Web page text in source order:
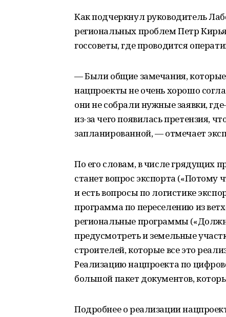
Как подчеркнул руководитель
региональных проблем Петр
госсоветы, где проводится
— Были общие замечания,
нацпроекты не очень хорошо
они не собрали нужные заявки,
из-за чего появилась претензия,
запланированной, — отмечает
По его словам, в числе грядущих
станет вопрос экспорта («Потому
и есть вопросы по логистике
программа по переселению из
региональные программы
предусмотреть и земельные
строителей, которые все это
Реализацию нацпроекта по
большой пакет документов,
Подробнее о реализации